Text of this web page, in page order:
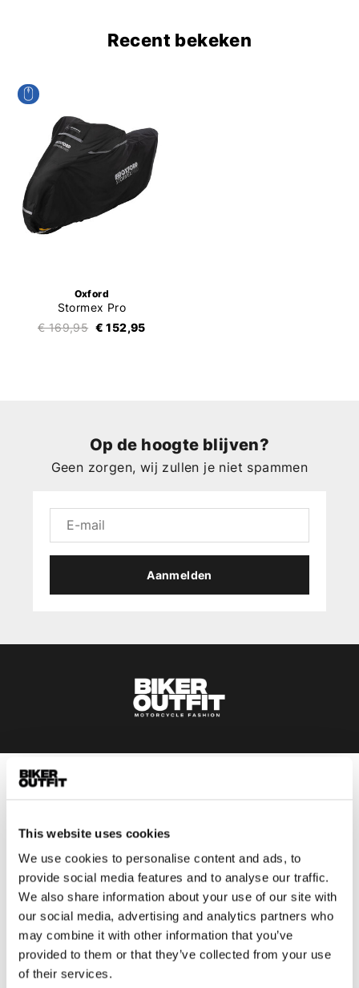
This website uses cookies
We use cookies to personalise content and ads, to
provide social media features and to analyse our traffic.
We also share information about your use of our site with
our social media, advertising and analytics partners who
may combine it with other information that you’ve
provided to them or that they’ve collected from your use
of their services.
Recent bekeken
Oxford
Stormex Pro
€ 169,95 € 152,95
Op de hoogte blijven?
Geen zorgen, wij zullen je niet spammen
Aanmelden
Motorjas heren
Motorbroek heren
Motorpak heren
Motorjeans heren
Motorhoodie heren
Motorhelm heren